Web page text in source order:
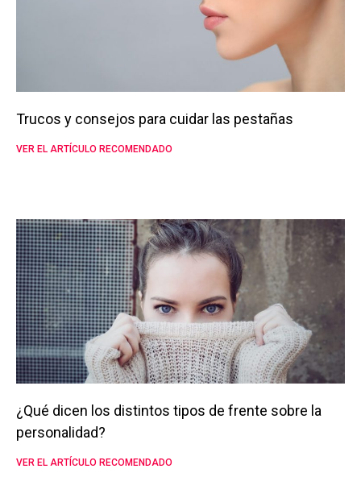
Trucos y consejos para cuidar las pestañas
VER EL ARTÍCULO RECOMENDADO
¿Qué dicen los distintos tipos de frente sobre la
personalidad?
VER EL ARTÍCULO RECOMENDADO